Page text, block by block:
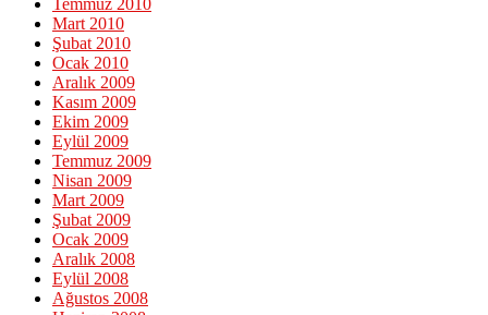
Temmuz 2010
Mart 2010
Şubat 2010
Ocak 2010
Aralık 2009
Kasım 2009
Ekim 2009
Eylül 2009
Temmuz 2009
Nisan 2009
Mart 2009
Şubat 2009
Ocak 2009
Aralık 2008
Eylül 2008
Ağustos 2008